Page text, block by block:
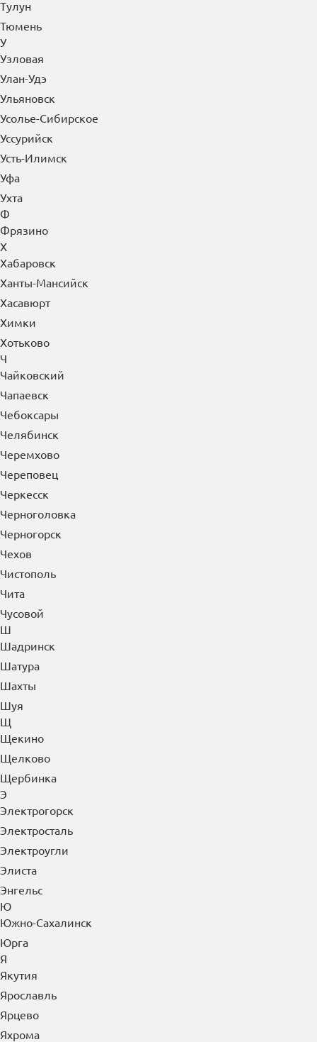
Тулун
Тюмень
У
Узловая
Улан-Удэ
Ульяновск
Усолье-Сибирское
Уссурийск
Усть-Илимск
Уфа
Ухта
Ф
Фрязино
Х
Хабаровск
Ханты-Мансийск
Хасавюрт
Химки
Хотьково
Ч
Чайковский
Чапаевск
Чебоксары
Челябинск
Черемхово
Череповец
Черкесск
Черноголовка
Черногорск
Чехов
Чистополь
Чита
Чусовой
Ш
Шадринск
Шатура
Шахты
Шуя
Щ
Щекино
Щелково
Щербинка
Э
Электрогорск
Электросталь
Электроугли
Элиста
Энгельс
Ю
Южно-Сахалинск
Юрга
Я
Якутия
Ярославль
Ярцево
Яхрома